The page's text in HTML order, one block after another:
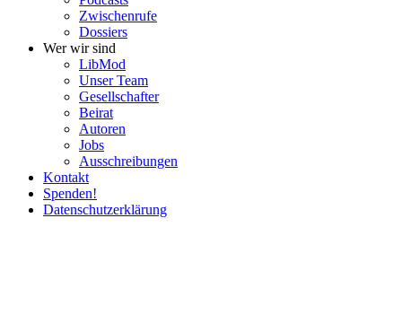
Zwischenrufe
Dossiers
Wer wir sind
LibMod
Unser Team
Gesell­schafter
Beirat
Autoren
Jobs
Ausschrei­bungen
Kontakt
Spenden!
Daten­schutz­er­klärung